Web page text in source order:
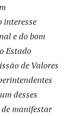
interesse
e do bom
Estado
de Valores
desses
de manifestar